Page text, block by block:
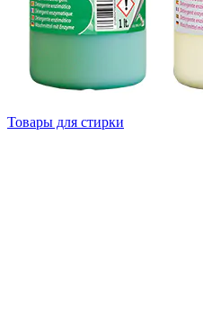
Товары для стирки